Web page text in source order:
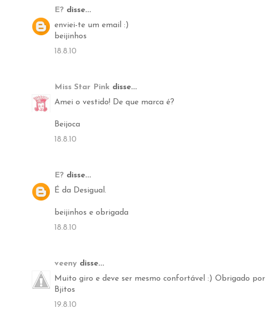
E? disse...
enviei-te um email :)
beijinhos
18.8.10
Miss Star Pink disse...
Amei o vestido! De que marca é?
Beijoca
18.8.10
E? disse...
É da Desigual.
beijinhos e obrigada
18.8.10
veeny disse...
Muito giro e deve ser mesmo confortável :) Obrigado por
Bjitos
19.8.10